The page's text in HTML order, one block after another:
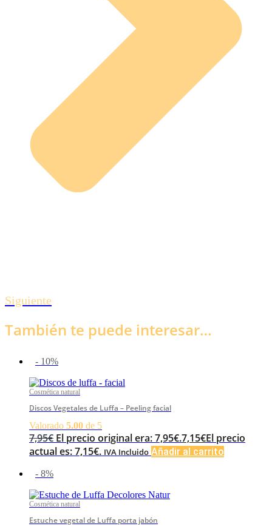
Siguiente
También te puede interesar…
- 10%
Cosmética natural
Discos Vegetales de Luffa – Peeling facial
Valorado 5.00 de 5
7,95€ El precio original era: 7,95€.7,15€El precio
actual es: 7,15€. IVA Incluido Añadir al carrito
- 8%
Cosmética natural
Estuche vegetal de Luffa porta jabón